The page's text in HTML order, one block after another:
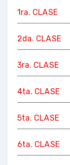
1ra. CLASE
2da. CLASE
3ra. CLASE
4ta. CLASE
5ta. CLASE
6ta. CLASE